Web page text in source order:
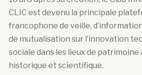
de mutualisation sur l’innovation
sociale dans les lieux de
historique et scientifique.